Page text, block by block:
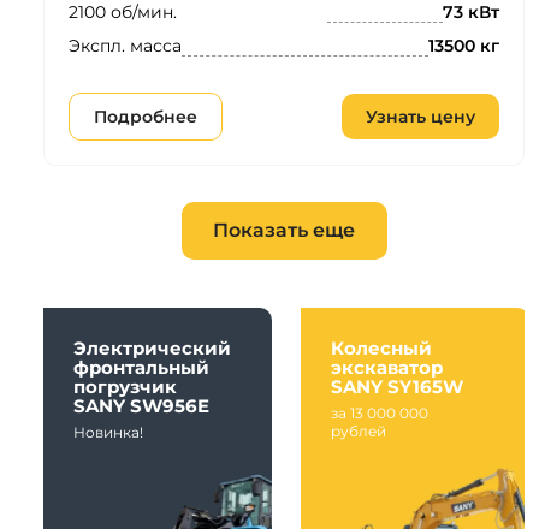
2100 об/мин.
73 кВт
Экспл. масса 13500 кг
Подробнее Узнать цену
Показать еще
Электрический
фронтальный
погрузчик
SANY SW956E
Новинка!
Колесный
экскаватор
SANY SY165W
за 13 000 000
рублей